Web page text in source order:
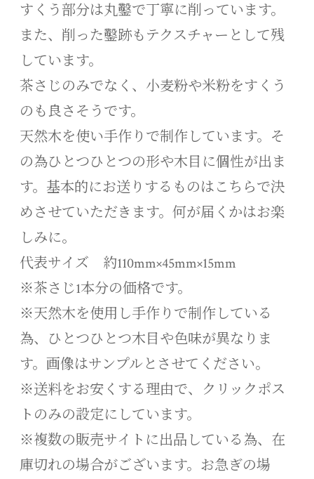
すくう部分は丸鑿で丁寧に削っています。
また、削った鑿跡もテクスチャーとして残
しています。
茶さじのみでなく、小麦粉や米粉をすくう
のも良さそうです。
天然木を使い手作りで制作しています。そ
の為ひとつひとつの形や木目に個性が出ま
す。基本的にお送りするものはこちらで決
めさせていただきます。何が届くかはお楽
しみに。
代表サイズ 約110mm×45mm×15mm
※茶さじ1本分の価格です。
※天然木を使用し手作りで制作している
為、ひとつひとつ木目や色味が異なりま
す。画像はサンプルとさせてください。
※送料をお安くする理由で、クリックポス
トのみの設定にしています。
※複数の販売サイトに出品している為、在
庫切れの場合がございます。お急ぎの場